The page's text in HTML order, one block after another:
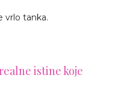
vrlo tanka.
istine koje